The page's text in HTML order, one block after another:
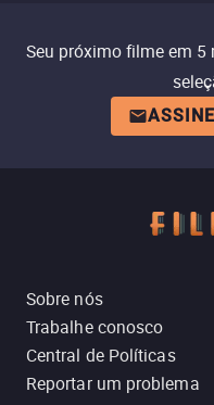
Seu próximo filme em
Sobre nós
Trabalhe conosco
Central de Políticas
Reportar um problema